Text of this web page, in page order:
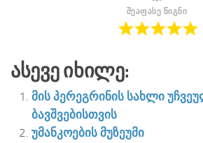
შეაფასე წიგნი
Ასევე Იხილე:
მის პერეგრინის სახლი
ბავშვებისთვის
უმანკოების მუზეუმი